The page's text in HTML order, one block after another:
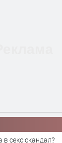
секс скандал?